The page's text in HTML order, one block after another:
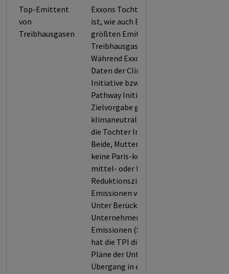
Top-Emittent
von
Treibhausgasen
Exxons Tochter Imperial Oil Ltd
ist, wie auch Exxon selbst, einer der
größten Emittenten von
Treibhausgasen weltweit.
Während Exxon sich nach den
Daten der Climate Action 100+
Initiative bzw. der Transition
Pathway Initiative (TPI) die
Zielvorgabe gegeben hat, bis 2050
klimaneutral zu sein, trifft dies auf
die Tochter Imperial Oil nicht zu.
Beide, Mutter und Tochter, haben
keine Paris-kompatible kurz-,
mittel- oder langfristige
Reduktionsziele für ihre
Emissionen veröffentlicht.
Unter Berücksichtigung der für das
Unternehmen relevanten
Emissionen (Scope 1, 2 und/oder 3)
hat die TPI die veröffentlichten
Pläne der Unternehmens für einen
Übergang in eine emissionsarme